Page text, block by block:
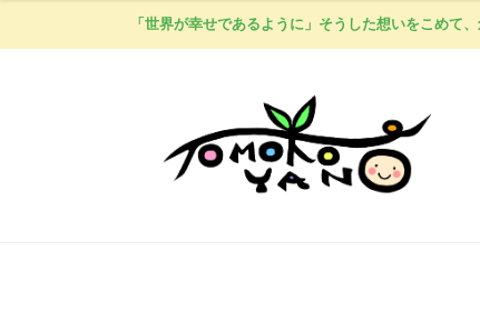
「世界が幸せであるように」そうした想いをこめて